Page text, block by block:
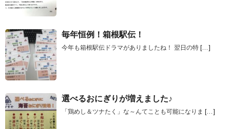
毎年恒例！箱根駅伝！
今年も箱根駅伝ドラマがありましたね！ 翌日の特 […]
選べるおにぎりが増えました♪
「鶏めし＆ツナたく」な～んてことも可能になりま […]